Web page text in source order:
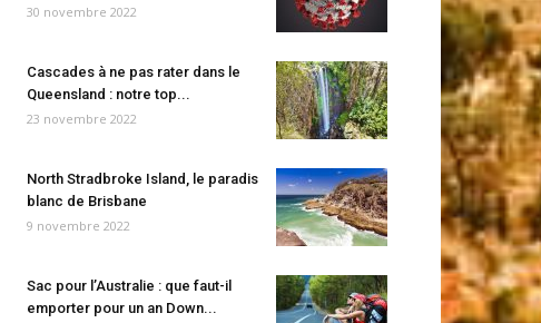
30 novembre 2022
Cascades à ne pas rater dans le
Queensland : notre top...
23 novembre 2022
North Stradbroke Island, le paradis
blanc de Brisbane
9 novembre 2022
Sac pour l’Australie : que faut-il
emporter pour un an Down...